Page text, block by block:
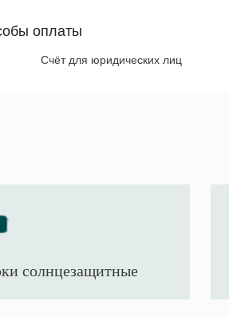
оплаты
Счёт для юридических лиц
солнцезащитные